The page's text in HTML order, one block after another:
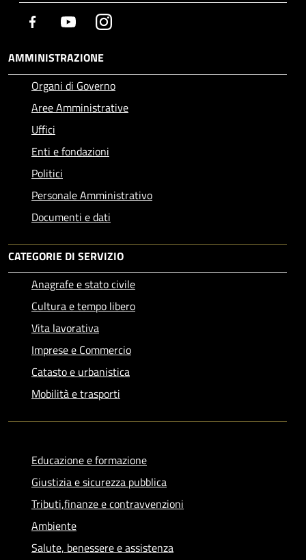
Facebook YoutubeInstagram
AMMINISTRAZIONE
Organi di Governo
Aree Amministrative
Uffici
Enti e fondazioni
Politici
Personale Amministrativo
Documenti e dati
CATEGORIE DI SERVIZIO
Anagrafe e stato civile
Cultura e tempo libero
Vita lavorativa
Imprese e Commercio
Catasto e urbanistica
Mobilità e trasporti
Educazione e formazione
Giustizia e sicurezza pubblica
Tributi,finanze e contravvenzioni
Ambiente
Salute, benessere e assistenza